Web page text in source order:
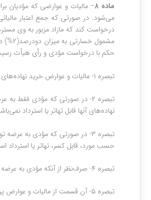
ماده ۸‌
– مالیات و عوارضی که مؤدیان
می‌شود.‏ در صورتی که جمع اعتبار
درخواست کند که مازاد مزبور به وی
حکم با درخواست مؤدی و رأی هیأت رسیدگی به تخلفات اداری به
تبصره ۱- مالیات و عوارض خرید نهاده‌های مربوط به طرحهای تملک دارایی‌های سرمایه‌ای (عمرانی) دولت قابل استرداد نیست و جزء بهای تمام شده دارایی‌های مزبور منظور می‌گردد.
تبصره ۲- در صورتی که مؤدی فقط
نهاده‌های آنها قابل تهاتر یا استرداد
تبصره ۳- در صورتی که مؤدی به
حسب مورد، قابل کسر، تهاتر یا استرداد
تبصره ۴- صرف‌نظر از آنکه مؤدی به عرضه کالاها و خدمات معاف یا مشمول اشتغال داشته باشد، مالیات وعوارض خرید مربوط به ماشین‌آلات خطوط تولید وی قابل کسر، تهاتر و استرداد می‌باشد.
تبصره ۵- آن قسمت از مالیات و عوارض پرداختی مؤدیان که طبق مقررات این قانون قابل تهاتر یا استرداد نیست، به عنوان هزینه‌های قابل قبول موضوع قانون مالیات‌های ‏مستقیم محسوب می‌شود.